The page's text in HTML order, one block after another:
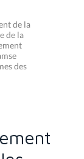
de la
de la
des